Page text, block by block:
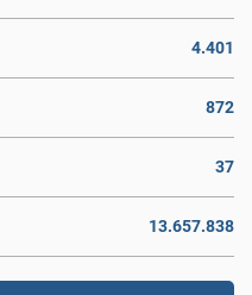
4.401
872
37
13.657.838